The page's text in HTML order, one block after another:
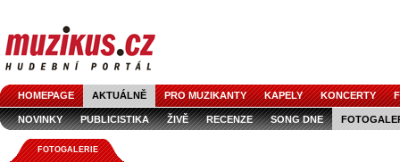
HOMEPAGE AKTUÁLNĚ PRO MUZIKANTY KAPELY KONCERTY
NOVINKY PUBLICISTIKA ŽIVĚ RECENZE SONG DNE
FOTOGALERIE